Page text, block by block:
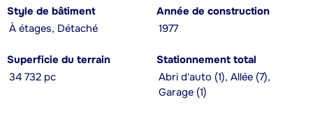
Style de bâtiment
À étages, Détaché
Année de construction
1977
Superficie du terrain
34 732 pc
Stationnement total
Abri d'auto (1), Allée (7),
Garage (1)